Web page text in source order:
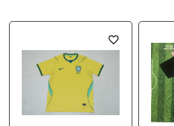
favorite_border